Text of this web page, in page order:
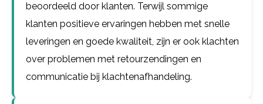
beoordeeld door klanten. Terwijl sommige
klanten positieve ervaringen hebben met snelle
leveringen en goede kwaliteit, zijn er ook klachten
over problemen met retourzendingen en
communicatie bij klachtenafhandeling.